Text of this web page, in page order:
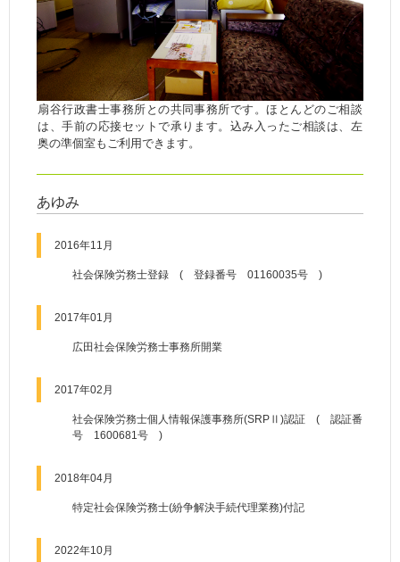
扇谷行政書士事務所との共同事務所です。ほとんどのご相談
は、手前の応接セットで承ります。込み入ったご相談は、左
奥の準個室もご利用できます。
あゆみ
2016年11月
社会保険労務士登録 ( 登録番号 01160035号 )
2017年01月
広田社会保険労務士事務所開業
2017年02月
社会保険労務士個人情報保護事務所(SRPⅡ)認証 ( 認証番
号 1600681号 )
2018年04月
特定社会保険労務士(紛争解決手続代理業務)付記
2022年10月